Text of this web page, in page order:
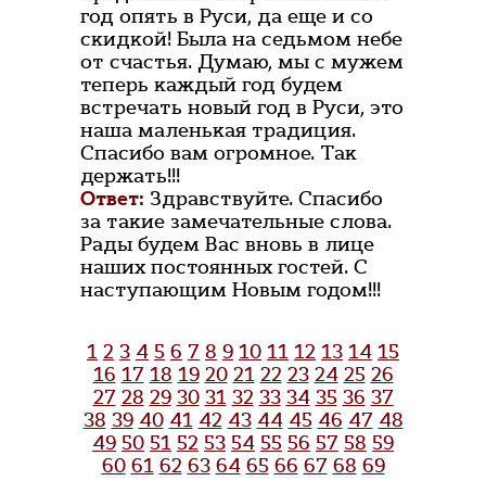
год опять в Руси, да еще и со
скидкой! Была на седьмом небе
от счастья. Думаю, мы с мужем
теперь каждый год будем
встречать новый год в Руси, это
наша маленькая традиция.
Спасибо вам огромное. Так
держать!!!
Ответ: Здравствуйте. Спасибо
за такие замечательные слова.
Рады будем Вас вновь в лице
наших постоянных гостей. С
наступающим Новым годом!!!
1 2 3 4 5 6 7 8 9 10 11 12 13 14 15
16 17 18 19 20 21 22 23 24 25 26
27 28 29 30 31 32 33 34 35 36 37
38 39 40 41 42 43 44 45 46 47 48
49 50 51 52 53 54 55 56 57 58 59
60 61 62 63 64 65 66 67 68 69